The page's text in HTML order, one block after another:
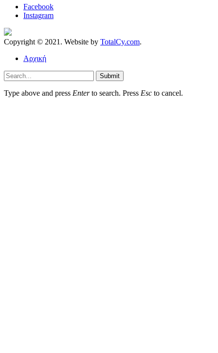
Facebook
Instagram
Copyright © 2021. Website by TotalCy.com.
Αρχική
Submit
Type above and press Enterto search. Press Esc to cancel.